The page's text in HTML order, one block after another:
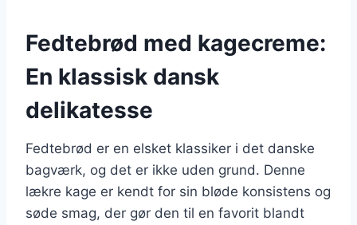
Fedtebrød med kagecreme:
En klassisk dansk
delikatesse
Fedtebrød er en elsket klassiker i det danske
bagværk, og det er ikke uden grund. Denne
lækre kage er kendt for sin bløde konsistens og
søde smag, der gør den til en favorit blandt